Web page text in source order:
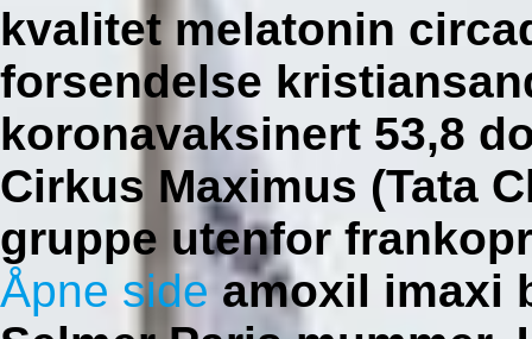
kvalitet melatonin
forsendelse
koronavaksinert 53,8
Cirkus Maximus (Tata
gruppe utenfor
Åpne side amoxil imaxi